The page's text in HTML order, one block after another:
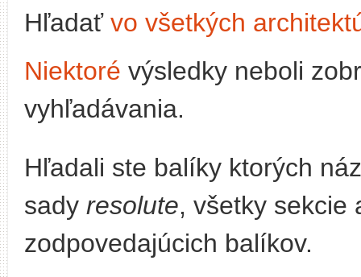
Hľadať vo všetkých
Niektoré výsledky neboli
vyhľadávania.
Hľadali ste balíky ktorých
sady resolute, všetky
zodpovedajúcich balíkov.